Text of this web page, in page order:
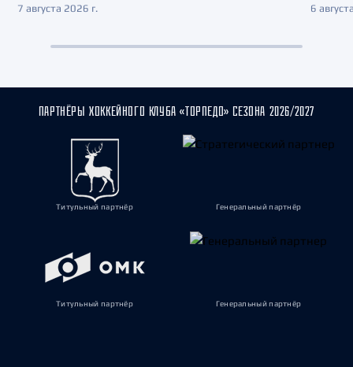
7 августа 2026 г. 6
ПАРТНЁРЫ ХОККЕЙНОГО КЛУБА «ТОРПЕДО» СЕЗОНА 2026/2027
Титульный партнёр Генеральный партнёр
Титульный партнёр Генеральный партнёр